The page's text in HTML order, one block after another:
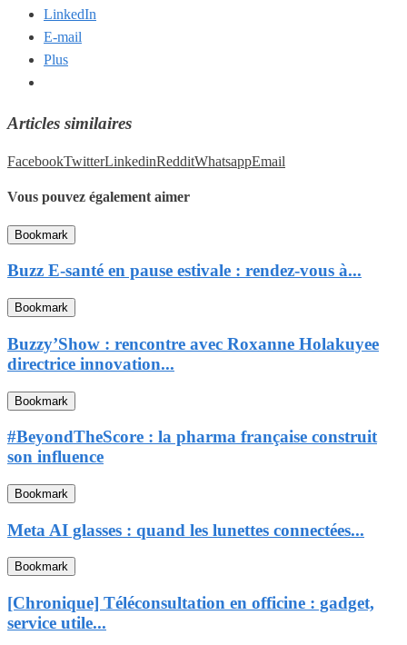
LinkedIn
E-mail
Plus
Articles similaires
FacebookTwitterLinkedinRedditWhatsappEmail
Vous pouvez également aimer
Bookmark
Buzz E-santé en pause estivale : rendez-vous à...
Bookmark
Buzzy’Show : rencontre avec Roxanne Holakuyee
directrice innovation...
Bookmark
#BeyondTheScore : la pharma française construit
son influence
Bookmark
Meta AI glasses : quand les lunettes connectées...
Bookmark
[Chronique] Téléconsultation en officine : gadget,
service utile...